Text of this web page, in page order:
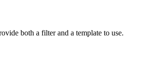
both a filter and a template to use.